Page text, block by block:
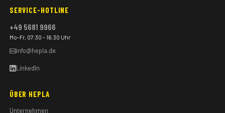
SERVICE-HOTLINE
+49 5681 9966
Mo–Fr, 07:30 – 16:30 Uhr
info@hepla.de
LinkedIn
ÜBER HEPLA
Unternehmen